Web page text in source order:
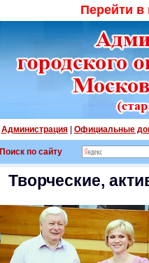
Перейти
Администрация| Официальные
Поиск по сайту
Творческие,